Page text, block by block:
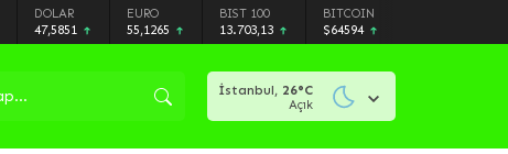
DOLAR
47,5851
EURO
55,1265
BIST 100
13.703,13
BITCOIN
$64594
İstanbul, 26°C
Açık